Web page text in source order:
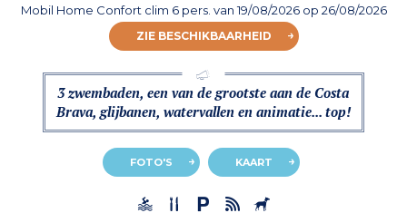
Mobil Home Confort clim 6 pers. van19/08/2026op 26/08/2026
ZIE BESCHIKBAARHEID
3 zwembaden, een van de grootste aan de Costa
Brava, glijbanen, watervallen en animatie... top!
FOTO'S KAART